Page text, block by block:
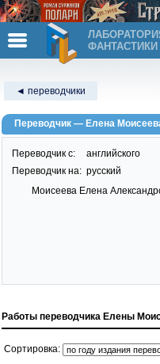
ФАНТАСТИКИ
◄ переводчики
Переводчик — Елена
Переводчик c:
английского
Переводчик на: русский
Моисеева Елена
Работы переводчика Елены
Сортировка: